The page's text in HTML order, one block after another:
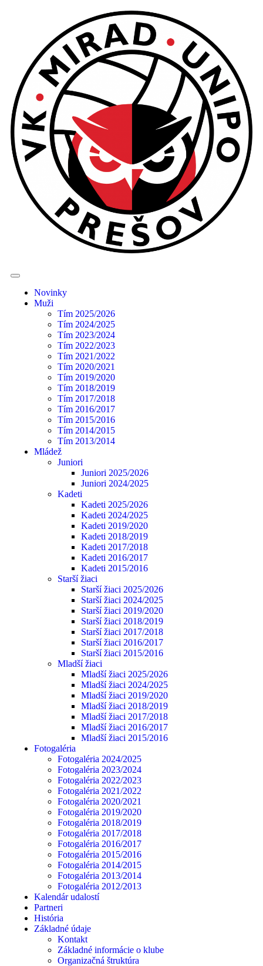
Novinky
Muži
Tím 2025/2026
Tím 2024/2025
Tím 2023/2024
Tím 2022/2023
Tím 2021/2022
Tím 2020/2021
Tím 2019/2020
Tím 2018/2019
Tím 2017/2018
Tím 2016/2017
Tím 2015/2016
Tím 2014/2015
Tím 2013/2014
Mládež
Juniori
Juniori 2025/2026
Juniori 2024/2025
Kadeti
Kadeti 2025/2026
Kadeti 2024/2025
Kadeti 2019/2020
Kadeti 2018/2019
Kadeti 2017/2018
Kadeti 2016/2017
Kadeti 2015/2016
Starší žiaci
Starší žiaci 2025/2026
Starší žiaci 2024/2025
Starší žiaci 2019/2020
Starší žiaci 2018/2019
Starší žiaci 2017/2018
Starší žiaci 2016/2017
Starší žiaci 2015/2016
Mladší žiaci
Mladší žiaci 2025/2026
Mladší žiaci 2024/2025
Mladší žiaci 2019/2020
Mladší žiaci 2018/2019
Mladší žiaci 2017/2018
Mladší žiaci 2016/2017
Mladší žiaci 2015/2016
Fotogaléria
Fotogaléria 2024/2025
Fotogaléria 2023/2024
Fotogaléria 2022/2023
Fotogaléria 2021/2022
Fotogaléria 2020/2021
Fotogaléria 2019/2020
Fotogaléria 2018/2019
Fotogaléria 2017/2018
Fotogaléria 2016/2017
Fotogaléria 2015/2016
Fotogaléria 2014/2015
Fotogaléria 2013/2014
Fotogaléria 2012/2013
Kalendár udalostí
Partneri
História
Základné údaje
Kontakt
Základné informácie o klube
Organizačná štruktúra